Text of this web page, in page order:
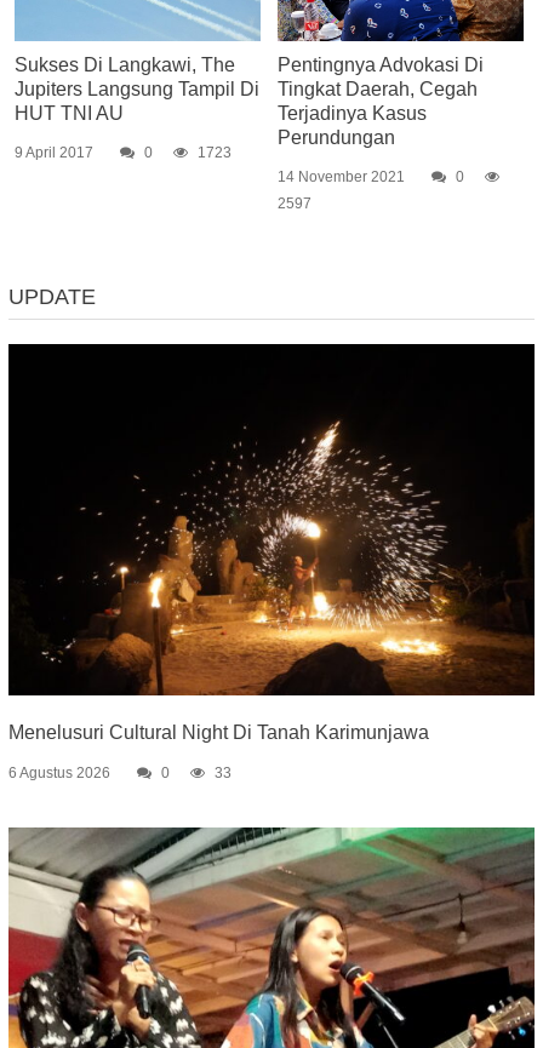
Sukses Di Langkawi, The
Jupiters Langsung Tampil Di
HUT TNI AU
9 April 2017 0 1723
Pentingnya Advokasi Di
Tingkat Daerah, Cegah
Terjadinya Kasus
Perundungan
14 November 2021
0
2597
UPDATE
Menelusuri Cultural Night Di Tanah Karimunjawa
6 Agustus 2026 0 33